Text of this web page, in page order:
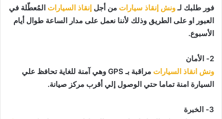
فور طلبك لـونش إنقاذ سيارات من أجل إنقاذ السيارات المُعطّلة في
العبور او على الطريق وذلك لأننا نعمل على مدار الساعة طوال أيام
الأسبوع.
2- الأمان
ونش انقاذ السيارات
مراقبة بـ GPS وهي آمنة للغاية تحافظ علي
السيارة امنة تماما حتي الوصول إلي أقرب مركز صيانة.
3- الخبرة